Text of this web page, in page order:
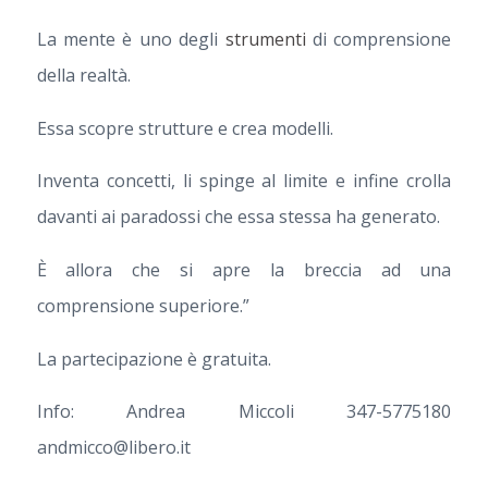
La mente è uno degli strumenti di comprensione
della realtà.
Essa scopre strutture e crea modelli.
Inventa concetti, li spinge al limite e infine crolla
davanti ai paradossi che essa stessa ha generato.
È allora che si apre la breccia ad una
comprensione superiore.”
La partecipazione è gratuita.
Info: Andrea Miccoli 347-5775180
andmicco@libero.it